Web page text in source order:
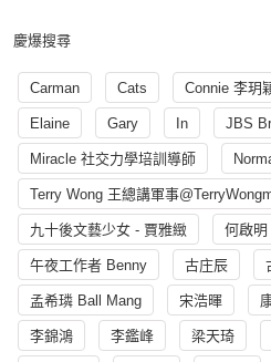
慶爆搜尋
Carman Cats Connie 李玥
Elaine Gary In JBS
Miracle 社交力學培訓導師
Terry Wong 王總講軍事
九十後文藝少女 - 賈雅緻 何啟明
午夜工作者 Benny 古庄辰
孟希璘 Ball Mang 宋浩暉
李錦鴻 李鑑峰 梁天琦